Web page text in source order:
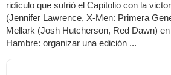
ridículo que sufrió el Capitolio con la
(Jennifer Lawrence, X-Men: Primera
Mellark (Josh Hutcherson, Red Dawn)
Hambre: organizar una edición ...